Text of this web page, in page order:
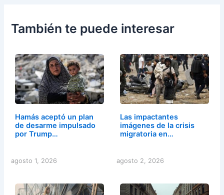
También te puede interesar
Hamás aceptó un plan
de desarme impulsado
por Trump…
agosto 1, 2026
Las impactantes
imágenes de la crisis
migratoria en…
agosto 2, 2026